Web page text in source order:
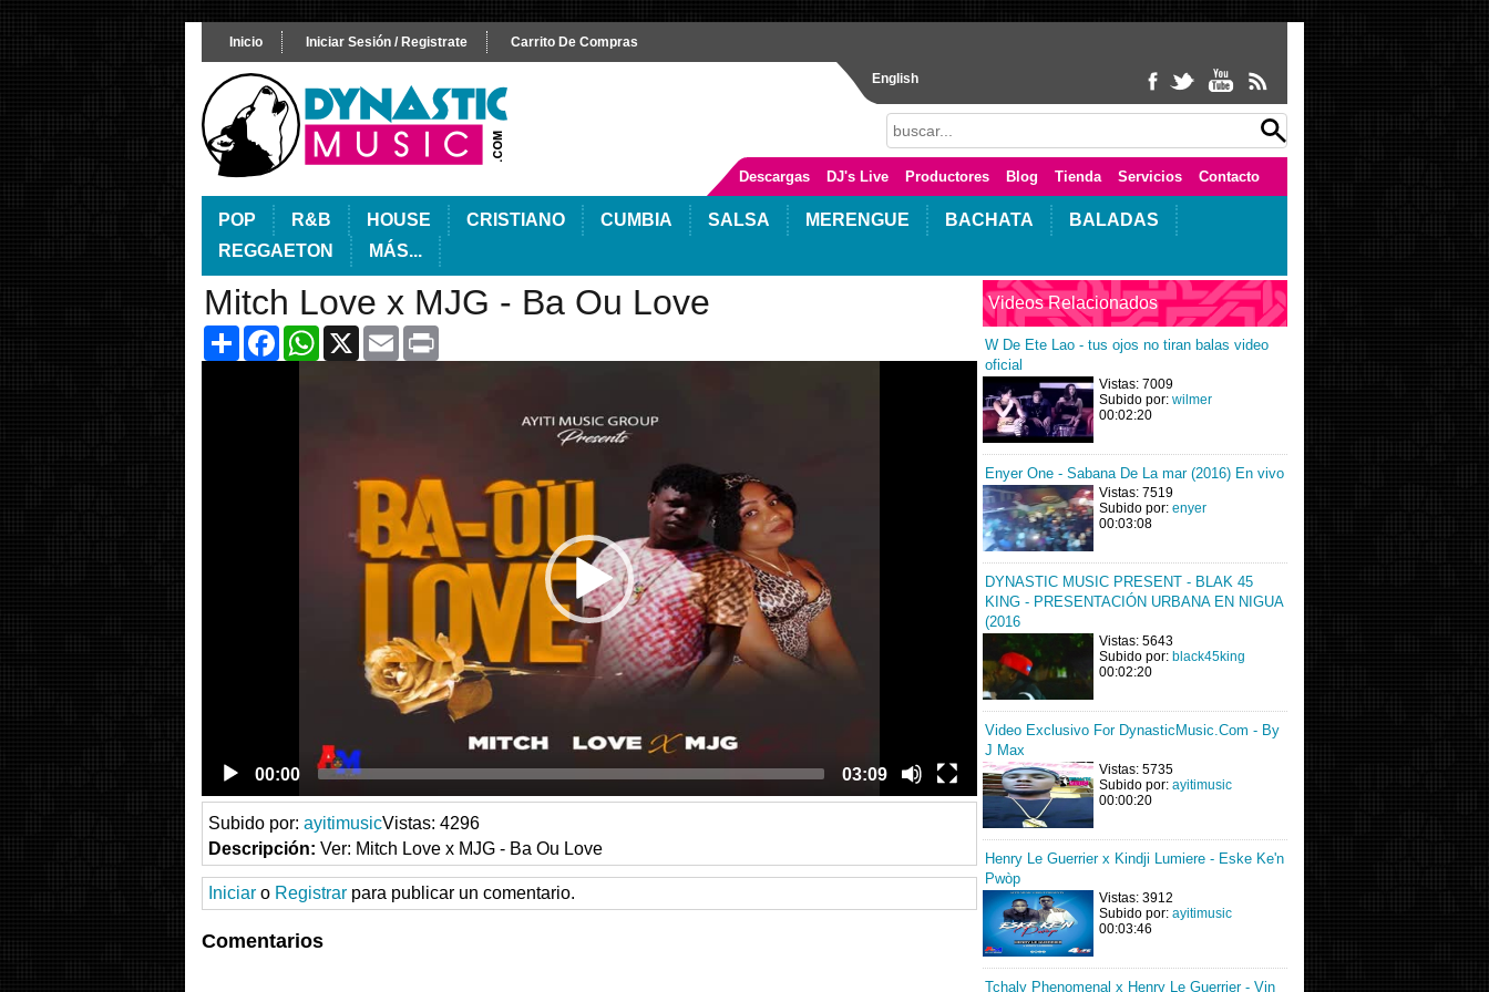
Inicio Iniciar Sesión / Registrate Carrito De Compras
English
Descargas DJ's Live Productores Blog Tienda Servicios Contacto
POP R&B HOUSE CRISTIANO CUMBIA SALSA MERENGUE BACHATA
BALADAS
REGGAETON
MÁS...
Mitch Love x MJG - Ba Ou Love
ShareFacebookWhatsApp
X Email
00:00 03:09
Subido por: ayitimusicVistas: 4296
Descripción: Ver: Mitch Love x MJG - Ba Ou Love
Iniciar o Registrar para publicar un comentario.
Comentarios
Videos Relacionados
W De Ete Lao - tus ojos no tiran balas video
oficial
Vistas: 7009
Subido por: wilmer
00:02:20
Enyer One - Sabana De La mar (2016) En vivo
Vistas: 7519
Subido por: enyer
00:03:08
DYNASTIC MUSIC PRESENT - BLAK 45
KING - PRESENTACIÓN URBANA EN NIGUA
(2016
Vistas: 5643
Subido por: black45king
00:02:20
Video Exclusivo For DynasticMusic.Com - By
J Max
Vistas: 5735
Subido por: ayitimusic
00:00:20
Henry Le Guerrier x Kindji Lumiere - Eske Ke'n
Pwòp
Vistas: 3912
Subido por: ayitimusic
00:03:46
Tchaly Phenomenal x Henry Le Guerrier - Vin